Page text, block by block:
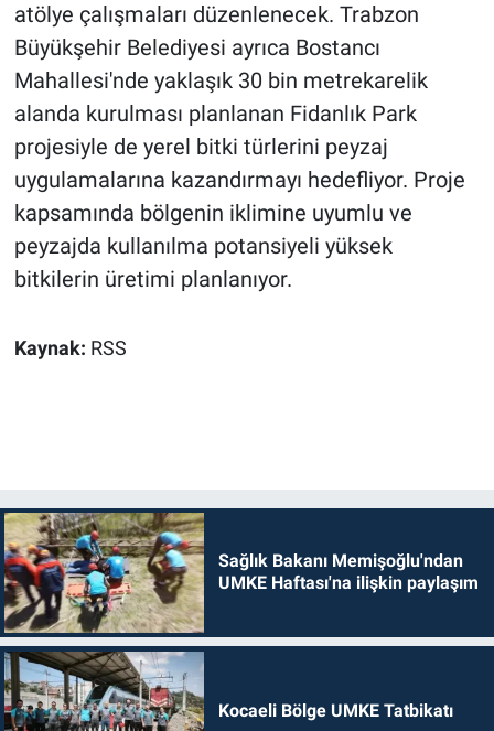
atölye çalışmaları düzenlenecek. Trabzon
Büyükşehir Belediyesi ayrıca Bostancı
Mahallesi'nde yaklaşık 30 bin metrekarelik
alanda kurulması planlanan Fidanlık Park
projesiyle de yerel bitki türlerini peyzaj
uygulamalarına kazandırmayı hedefliyor. Proje
kapsamında bölgenin iklimine uyumlu ve
peyzajda kullanılma potansiyeli yüksek
bitkilerin üretimi planlanıyor.
Kaynak: RSS
Sağlık Bakanı Memişoğlu'ndan
UMKE Haftası'na ilişkin paylaşım
Kocaeli Bölge UMKE Tatbikatı